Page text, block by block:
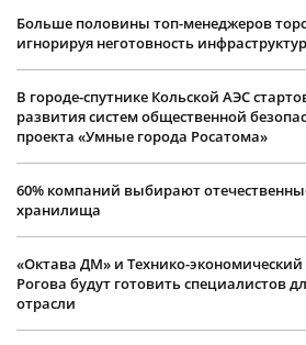
Больше половины топ-менеджеров
игнорируя неготовность
В городе-спутнике Кольской АЭС
развития систем общественной
проекта «Умные города Росатома»
60% компаний выбирают
хранилища
«Октава ДМ» и Технико-
Рогова будут готовить специалистов
отрасли